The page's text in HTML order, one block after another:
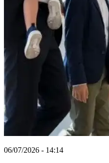
06/07/2026 - 14:14